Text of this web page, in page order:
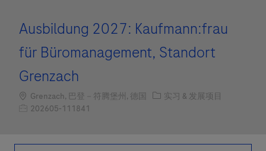
Ausbildung 2027: Kaufmann:frau
für Büromanagement, Standort
Grenzach
Location
Grenzach, 巴登－符腾堡州, 德国 职位类别
实习 & 发展项目
职位编号
202605-111841